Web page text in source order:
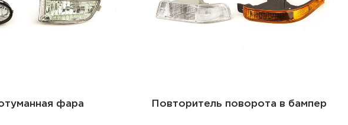
фара Повторитель поворота в бампер